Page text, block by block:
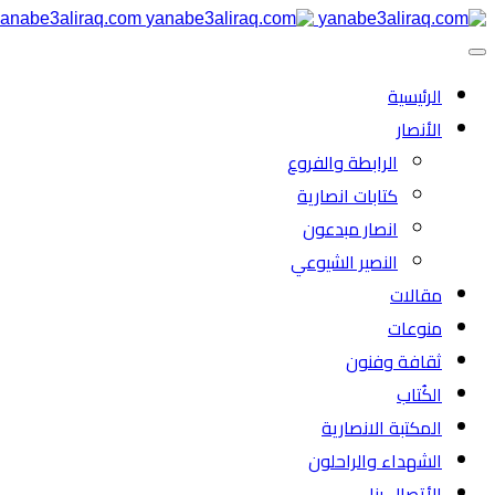
الرئیسية
الأنصار
الرابطة والفروع
كتابات انصارية
انصار مبدعون
النصیر الشیوعي
مقالات
منوعات
ثقافة وفنون
الكُتاب
المكتبة الانصارية
الشهداء والراحلون